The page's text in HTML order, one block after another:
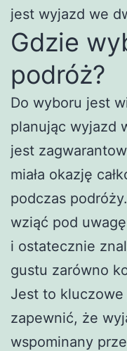
jest wyjazd we
Gdzie
podróż?
Do wyboru jest
planując wyjazd
jest
miała okazję
podczas
wziąć pod
i ostatecznie
gustu zarówno
Jest to
zapewnić, że
wspominany